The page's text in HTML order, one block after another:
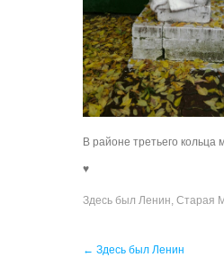
В районе третьего
♥
Здесь был Ленин, Старая
navigation
← Здесь был Ленин